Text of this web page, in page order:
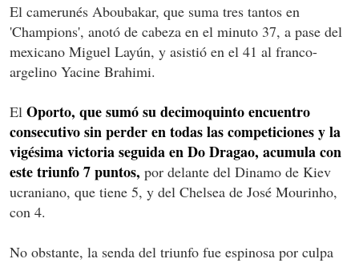
El camerunés Aboubakar, que suma tres tantos en
'Champions', anotó de cabeza en el minuto 37, a pase del
mexicano Miguel Layún, y asistió en el 41 al franco-
argelino Yacine Brahimi.
El Oporto, que sumó su decimoquinto encuentro
consecutivo sin perder en todas las competiciones y la
vigésima victoria seguida en Do Dragao, acumula con
este triunfo 7 puntos, por delante del Dinamo de Kiev
ucraniano, que tiene 5, y del Chelsea de José Mourinho,
con 4.
No obstante, la senda del triunfo fue espinosa por culpa